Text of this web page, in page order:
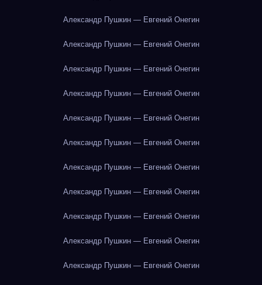
Александр Пушкин — Евгений Онегин
Александр Пушкин — Евгений Онегин
Александр Пушкин — Евгений Онегин
Александр Пушкин — Евгений Онегин
Александр Пушкин — Евгений Онегин
Александр Пушкин — Евгений Онегин
Александр Пушкин — Евгений Онегин
Александр Пушкин — Евгений Онегин
Александр Пушкин — Евгений Онегин
Александр Пушкин — Евгений Онегин
Александр Пушкин — Евгений Онегин